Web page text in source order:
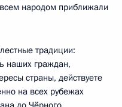
народом приближали
традиции:
наших граждан,
страны, действуете
на всех рубежах